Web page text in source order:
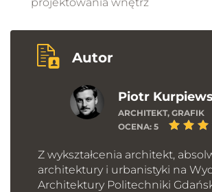
swoich kadrów bez zmian w
stosowanych materiałów.
Maksymalna kontrola nad
Dotychczasowym problemem
8 min 28 s
05.03 - Moodboardy
6 min 40 s
05.04 - Tekstury i mapy
9 min 49 s
Autor
Piotr
ARCHITEKT, GRAFIK
OCENA: 5
Z wykształcenia architekt,
architektury i urbanistyki na
Architektury Politechniki